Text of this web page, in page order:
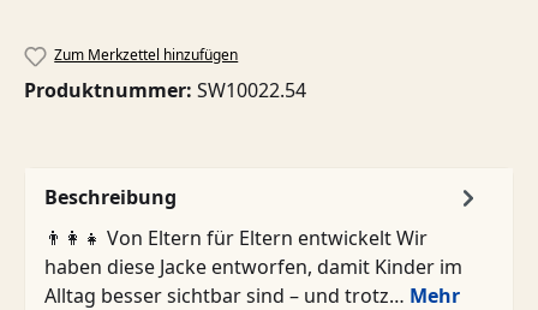
Zum Merkzettel hinzufügen
Produktnummer: SW10022.54
Beschreibung
👨‍👩‍👧 Von Eltern für Eltern entwickelt Wir
haben diese Jacke entworfen, damit Kinder im
Alltag besser sichtbar sind – und trotz… Mehr